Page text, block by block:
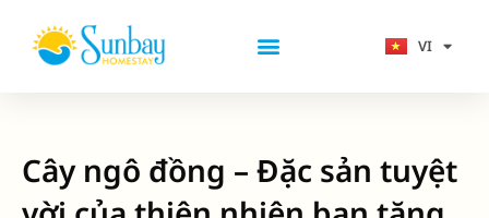
VI
EN
Cây ngô đồng – Đặc sản tuyệt